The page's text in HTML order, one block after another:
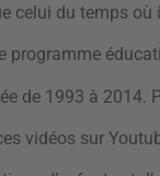
celui du temps
programme
de 1993 à
vidéos sur